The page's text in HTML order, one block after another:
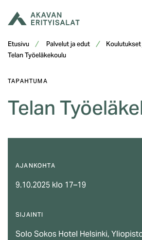
sisältöön
Etusivu Palvelut ja edut
Telan Työeläkekoulu
TAPAHTUMA
Telan
AJANKOHTA
9.10.2025 klo 17–19
SIJAINTI
Solo Sokos Hotel Helsinki,